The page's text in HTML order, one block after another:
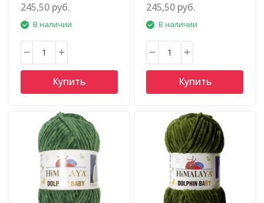
245,50 руб.
В наличии
Купить
245,50 руб.
В наличии
Купить